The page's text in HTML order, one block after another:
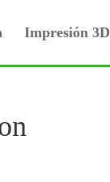
Impresión 3D